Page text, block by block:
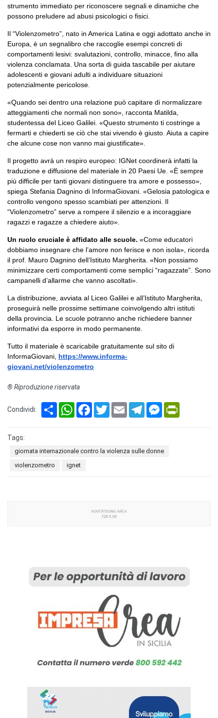
strumento immediato per riconoscere segnali e dinamiche che
possono preludere ad abusi psicologici o fisici.
Il “Violenzometro”, nato in America Latina e oggi adottato anche in
Europa, è un segnalibro che raccoglie esempi concreti di
comportamenti lesivi: svalutazioni, controllo, minacce, fino alla
violenza conclamata. Una sorta di guida tascabile per aiutare
adolescenti e giovani adulti a individuare situazioni
potenzialmente pericolose.
«Quando sei dentro una relazione può capitare di normalizzare
atteggiamenti che normali non sono», racconta Matilda,
studentessa del Liceo Galilei. «Questo strumento ti costringe a
fermarti e chiederti se ciò che stai vivendo è giusto. Aiuta a capire
che alcune cose non vanno mai giustificate».
Il progetto avrà un respiro europeo: IGNet coordinerà infatti la
traduzione e diffusione del materiale in 20 Paesi Ue. «È sempre
più difficile per tanti giovani distinguere tra amore e possesso»,
spiega Stefania Dagnino di InformaGiovani. «Gelosia patologica e
controllo vengono spesso scambiati per attenzioni. Il
“Violenzometro” serve a rompere il silenzio e a incoraggiare
ragazzi e ragazze a chiedere aiuto».
Un ruolo cruciale è affidato alle scuole. «Come educatori
dobbiamo insegnare che l’amore non ferisce e non isola», ricorda
il prof. Mauro Dagnino dell’Istituto Margherita. «Non possiamo
minimizzare certi comportamenti come semplici “ragazzate”. Sono
campanelli d’allarme che vanno ascoltati».
La distribuzione, avviata al Liceo Galilei e all’Istituto Margherita,
proseguirà nelle prossime settimane coinvolgendo altri istituti
della provincia. Le scuole potranno anche richiedere banner
informativi da esporre in modo permanente.
Tutto il materiale è scaricabile gratuitamente sul sito di
InformaGiovani, https://www.informa-
giovani.net/violenzometro
® Riproduzione riservata
Condividi: Share WhatsAppFacebook
TwitterEmail TelegramMessenger
Tags:
giornata internazionale contro la violenza sulle donne
violenzometro
ignet